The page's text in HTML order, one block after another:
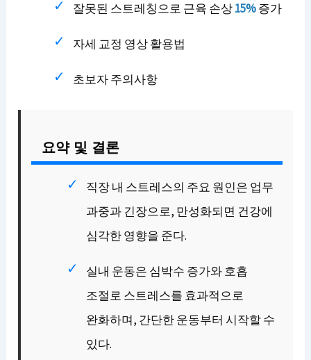
잘못된 스트레칭으로 근육 손상15%증가
자세 교정 영상 활용법
초보자 주의사항
요약 및 결론
직장 내 스트레스의 주요 원인은 업무
과중과 긴장으로, 만성화되면 건강에
심각한 영향을 준다.
실내 운동은 심박수 증가와 호흡
조절로 스트레스를 효과적으로
완화하며, 간단한 운동부터 시작할 수
있다.